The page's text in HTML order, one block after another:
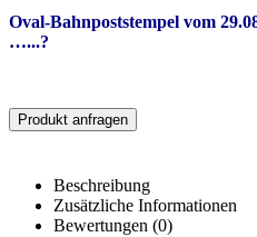
Oval-Bahnpoststempel vom
…...?
Produkt anfragen
Beschreibung
Zusätzliche Informationen
Bewertungen (0)